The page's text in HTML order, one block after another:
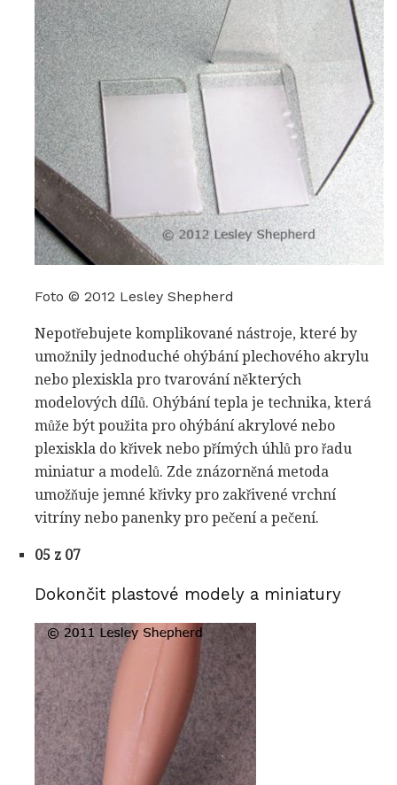
Foto © 2012 Lesley Shepherd
Nepotřebujete komplikované nástroje, které by
umožnily jednoduché ohýbání plechového akrylu
nebo plexiskla pro tvarování některých
modelových dílů. Ohýbání tepla je technika, která
může být použita pro ohýbání akrylové nebo
plexiskla do křivek nebo přímých úhlů pro řadu
miniatur a modelů. Zde znázorněná metoda
umožňuje jemné křivky pro zakřivené vrchní
vitríny nebo panenky pro pečení a pečení.
05 z 07
Dokončit plastové modely a miniatury